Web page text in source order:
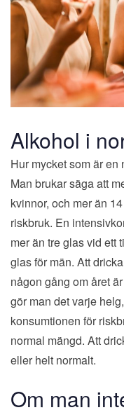
Alkohol i
Hur mycket som är
Man brukar säga att
kvinnor, och mer än
riskbruk. En
mer än tre glas vid ett
glas för män. Att
någon gång om året
gör man det varje
konsumtionen för
normal mängd. Att
eller helt normalt.
Om man